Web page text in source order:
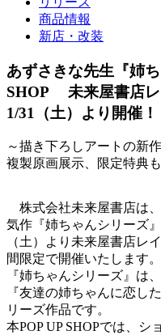
商品情報
新店・改装
あずさきな先生『姉
SHOP 未来屋書店レ
1/31（土）より開催！
～描き下ろしアートの新
複製原画展示、限定特典
株式会社未来屋書店は
気作『姉ちゃんシリーズ』
（土）より未来屋書店レ
間限定で開催いたします。
『姉ちゃんシリーズ』は
『友達の姉ちゃんに恋し
リーズ作品です。
本POP UP SHOPでは、